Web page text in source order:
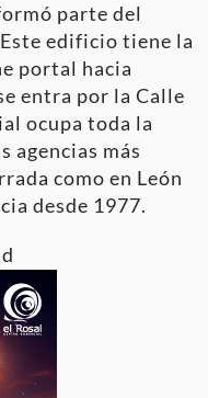
parte del
edificio tiene la
portal hacia
entra por la Calle
ocupa toda la
agencias más
como en León
desde 1977.